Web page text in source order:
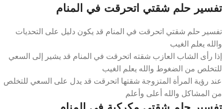
تفسير حلم شقتي اتحرقت في المنام
تفسير حلم شقتي اتحرقت في المنام قد يكون دليل على التحديات
والله يعلم الغيب
إذا رأى الشاب العازب شقته اتحرقت في المنام قد يشير إلى السعي
للتخلص من الضغوط والله يعلم الغيب
عند رؤية المرأة المتزوجة شقتها اتحرقت قد يدل على السعي للتخلص
من المشاكل والله أعلى وأعلم